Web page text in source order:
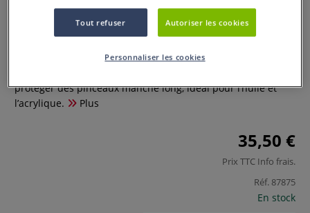
Sépia Raphaël
protéger des pinceaux manche long, idéal pour l’huile et
l’acrylique.
Plus
35,50 €
Prix TTC Info frais.
Réf. 87875
En stock
Tout refuser Autoriser les cookies
Personnaliser les cookies